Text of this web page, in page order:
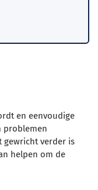
en eenvoudige
problemen
gewricht verder is
helpen om de